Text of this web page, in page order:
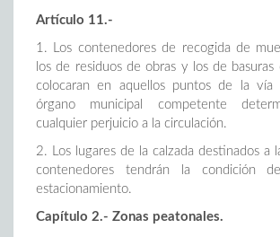
Artículo 11.-
1. Los contenedores de recogida de
los de residuos de obras y los de basuras
colocaran en aquellos puntos de la vía
órgano municipal competente
cualquier perjuicio a la circulación.
2. Los lugares de la calzada destinados a
contenedores tendrán la condición
estacionamiento.
Capítulo 2.- Zonas peatonales.